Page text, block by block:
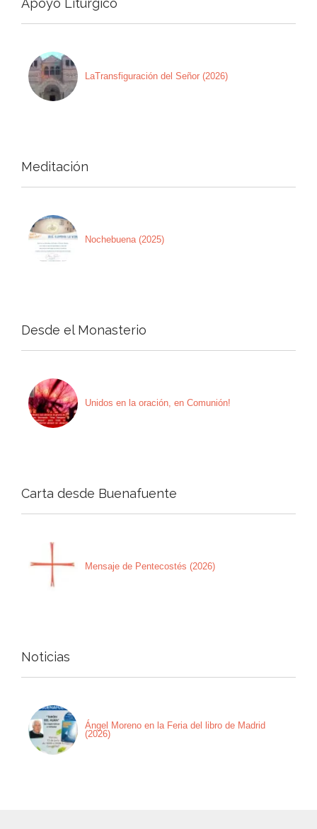
Apoyo Litúrgico
LaTransfiguración del Señor (2026)
Meditación
Nochebuena (2025)
Desde el Monasterio
Unidos en la oración, en Comunión!
Carta desde Buenafuente
Mensaje de Pentecostés (2026)
Noticias
Ángel Moreno en la Feria del libro de Madrid
(2026)